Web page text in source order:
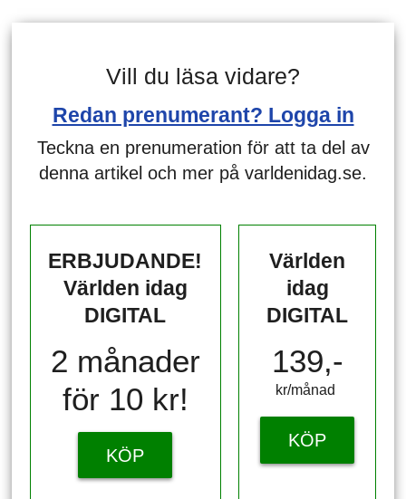
Vill du läsa vidare?
Redan prenumerant? Logga in
Teckna en prenumeration för att ta del av
denna artikel och mer på varldenidag.se.
ERBJUDANDE!
Världen idag
DIGITAL
2 månader
för 10 kr!
KÖP
Världen
idag
DIGITAL
139,-
kr/månad ​​​​​​
KÖP